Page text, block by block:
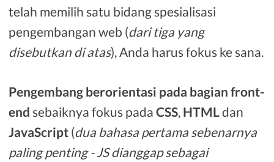
telah memilih satu bidang spesialisasi
pengembangan web (dari tiga yang
disebutkan di atas), Anda harus fokus ke sana.
Pengembang berorientasi pada bagian front-
end sebaiknya fokus pada CSS, HTMLdan
JavaScript (dua bahasa pertama sebenarnya
paling penting - JS dianggap sebagai